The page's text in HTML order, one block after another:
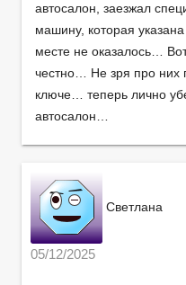
автосалон, заезжал
машину, которая
месте не оказалось…
честно… Не зря про них
ключе… теперь лично
автосалон…
Светлана
05/12/2025